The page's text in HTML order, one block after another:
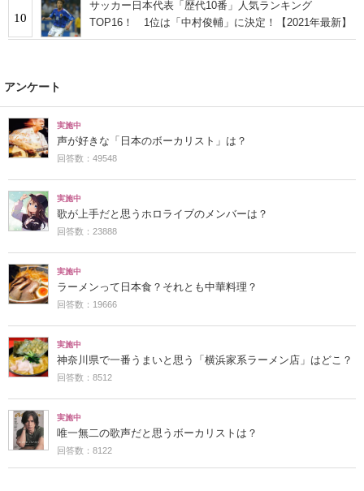
10
サッカー日本代表「歴代10番」人気ランキング
TOP16！ 1位は「中村俊輔」に決定！【2021年最新】
アンケート
実施中
声が好きな「日本のボーカリスト」は？
回答数：49548
実施中
歌が上手だと思うホロライブのメンバーは？
回答数：23888
実施中
ラーメンって日本食？それとも中華料理？
回答数：19666
実施中
神奈川県で一番うまいと思う「横浜家系ラーメン店」はどこ？
回答数：8512
実施中
唯一無二の歌声だと思うボーカリストは？
回答数：8122